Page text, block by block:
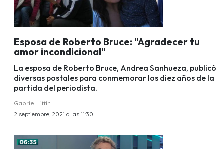
Esposa de Roberto Bruce: "Agradecer tu
amor incondicional"
La esposa de Roberto Bruce, Andrea Sanhueza, publicó
diversas postales para conmemorar los diez años de la
partida del periodista.
Gabriel Littin
2 septiembre, 2021 a las 11:30